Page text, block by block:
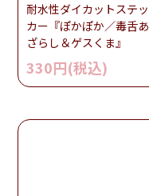
耐水性ダイカットステッ
カー『ぽかぽか／毒舌あ
ざらし＆ゲスくま』
330円(税込)